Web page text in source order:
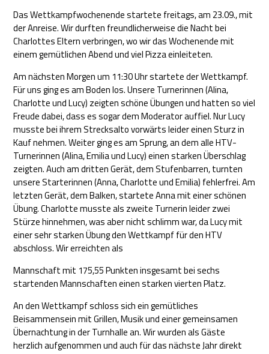
Das Wettkampfwochenende startete freitags, am 23.09., mit
der Anreise. Wir durften freundlicherweise die Nacht bei
Charlottes Eltern verbringen, wo wir das Wochenende mit
einem gemütlichen Abend und viel Pizza einleiteten.
Am nächsten Morgen um 11:30 Uhr startete der Wettkampf.
Für uns ging es am Boden los. Unsere Turnerinnen (Alina,
Charlotte und Lucy) zeigten schöne Übungen und hatten so viel
Freude dabei, dass es sogar dem Moderator auffiel. Nur Lucy
musste bei ihrem Strecksalto vorwärts leider einen Sturz in
Kauf nehmen. Weiter ging es am Sprung, an dem alle HTV-
Turnerinnen (Alina, Emilia und Lucy) einen starken Überschlag
zeigten. Auch am dritten Gerät, dem Stufenbarren, turnten
unsere Starterinnen (Anna, Charlotte und Emilia) fehlerfrei. Am
letzten Gerät, dem Balken, startete Anna mit einer schönen
Übung. Charlotte musste als zweite Turnerin leider zwei
Stürze hinnehmen, was aber nicht schlimm war, da Lucy mit
einer sehr starken Übung den Wettkampf für den HTV
abschloss. Wir erreichten als
Mannschaft mit 175,55 Punkten insgesamt bei sechs
startenden Mannschaften einen starken vierten Platz.
An den Wettkampf schloss sich ein gemütliches
Beisammensein mit Grillen, Musik und einer gemeinsamen
Übernachtung in der Turnhalle an. Wir wurden als Gäste
herzlich aufgenommen und auch für das nächste Jahr direkt